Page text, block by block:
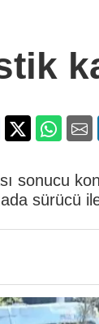
sonucu
sürücü